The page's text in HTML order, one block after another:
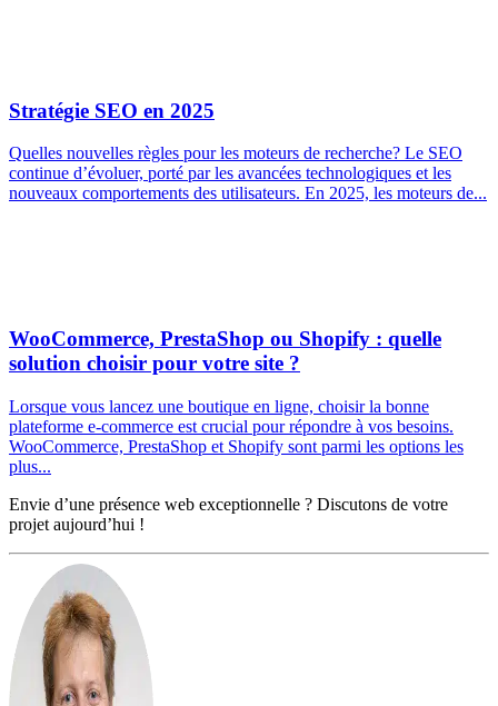
Stratégie SEO en 2025
Quelles nouvelles règles pour les moteurs de recherche? Le SEO
continue d’évoluer, porté par les avancées technologiques et les
nouveaux comportements des utilisateurs. En 2025, les moteurs de...
WooCommerce, PrestaShop ou Shopify : quelle
solution choisir pour votre site ?
Lorsque vous lancez une boutique en ligne, choisir la bonne
plateforme e-commerce est crucial pour répondre à vos besoins.
WooCommerce, PrestaShop et Shopify sont parmi les options les
plus...
Envie d’une présence web exceptionnelle ? Discutons de votre
projet aujourd’hui !